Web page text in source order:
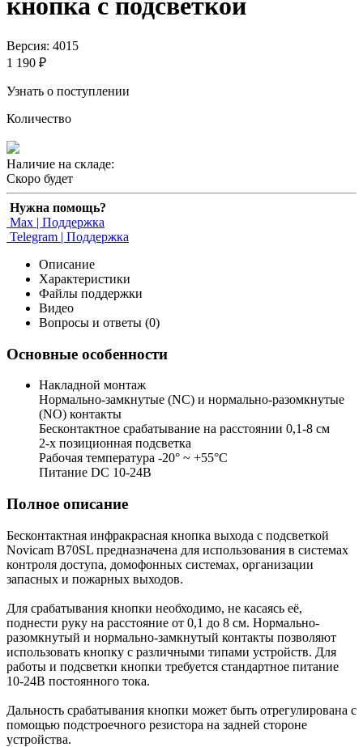
кнопка с подсветкой
Версия: 4015
1 190 ₽
Узнать о поступлении
Количество
Наличие на складе:
Скоро будет
Нужна помощь?
Max | Поддержка
Telegram | Поддержка
Описание
Характеристики
Файлы поддержки
Видео
Вопросы и ответы (0)
Основные особенности
Накладной монтаж
Нормально-замкнутые (NC) и нормально-разомкнутые
(NO) контакты
Бесконтактное срабатывание на расстоянии 0,1-8 см
2-х позиционная подсветка
Рабочая температура -20° ~ +55°С
Питание DC 10-24В
Полное описание
Бесконтактная инфракрасная кнопка выхода с подсветкой
Novicam B70SL предназначена для использования в системах
контроля доступа, домофонных системах, организации
запасных и пожарных выходов.
Для срабатывания кнопки необходимо, не касаясь её,
поднести руку на расстояние от 0,1 до 8 см. Нормально-
разомкнутый и нормально-замкнутый контакты позволяют
использовать кнопку с различными типами устройств. Для
работы и подсветки кнопки требуется стандартное питание
10-24В постоянного тока.
Дальность срабатывания кнопки может быть отрегулирована с
помощью подстроечного резистора на задней стороне
устройства.